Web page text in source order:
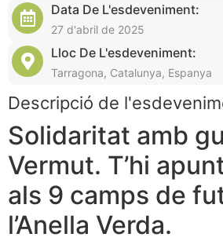
Data De L'esdeveniment:
27 d'abril de 2025
Lloc De L'esdeveniment:
Tarragona, Catalunya, Espanya
Descripció de
Solidaritat amb
Vermut. T’hi
als 9 camps de
l’Anella Verda.